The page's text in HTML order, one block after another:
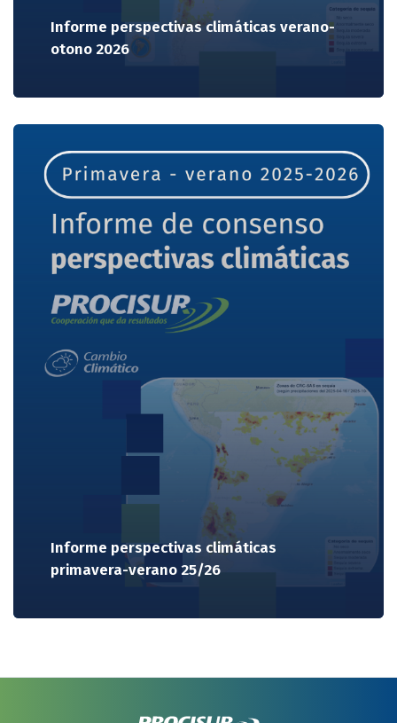
Informe perspectivas climáticas verano-
otono 2026
Informe perspectivas climáticas
primavera-verano 25/26